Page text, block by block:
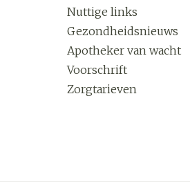
Nuttige links
Gezondheidsnieuws
Apotheker van wacht
Voorschrift
Zorgtarieven